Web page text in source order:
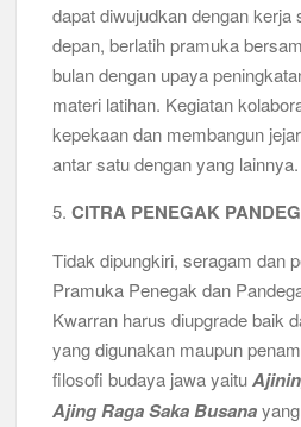
dapat diwujudkan dengan kerja
depan, berlatih pramuka
bulan dengan upaya
materi latihan. Kegiatan
kepekaan dan membangun
antar satu dengan yang lainnya.
5.CITRA PENEGAK
Tidak dipungkiri, seragam dan
Pramuka Penegak dan
Kwarran harus diupgrade baik
yang digunakan maupun
filosofi budaya jawa yaitu
Ajing Raga Saka Busana